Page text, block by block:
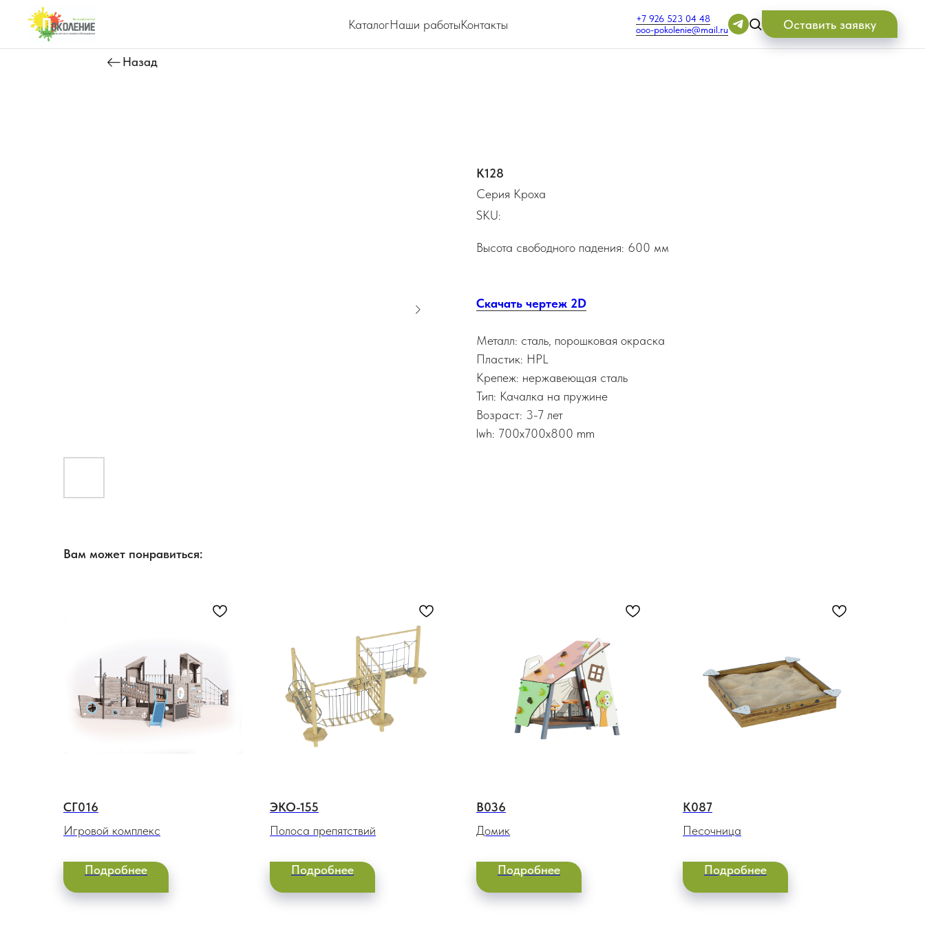
КаталогНаши работыКонтакты
+7 926 523 04 48
ooo-pokolenie@mail.ru
Оставить заявку
Назад
К128
Серия Кроха
SKU:
Высота свободного падения: 600 мм
Скачать чертеж 2D
Металл: сталь, порошковая окраска
Пластик: HPL
Крепеж: нержавеющая сталь
Тип: Качалка на пружине
Возраст: 3-7 лет
lwh: 700x700x800 mm
Вам может понравиться:
СГ016
Игровой комплекс
Подробнее
ЭКО-155
Полоса препятствий
Подробнее
В036
Домик
Подробнее
К087
Песочница
Подробнее